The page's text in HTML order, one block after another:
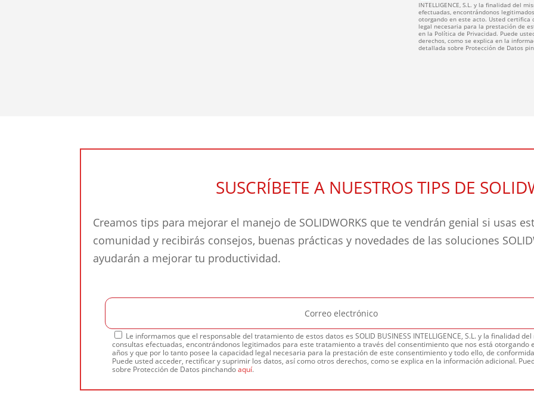
INTELLIGENCE, S.L. y la finalidad del
efectuadas, encontrándonos
otorgando en este acto. Usted certifica
legal necesaria para la prestación de
en la Política de Privacidad. Puede
derechos, como se explica en la
detallada sobre Protección de Datos
SUSCRÍBETE A NUESTROS TIPS DE
Creamos tips para mejorar el manejo de SOLIDWORKS que te vendrán genial si usas
comunidad y recibirás consejos, buenas prácticas y novedades de las soluciones
ayudarán a mejorar tu productividad.
Le informamos que el responsable del tratamiento de estos datos es SOLID BUSINESS INTELLIGENCE, S.L. y la finalidad
consultas efectuadas, encontrándonos legitimados para este tratamiento a través del consentimiento que nos está otorgando
años y que por lo tanto posee la capacidad legal necesaria para la prestación de este consentimiento y todo ello, de
Puede usted acceder, rectificar y suprimir los datos, así como otros derechos, como se explica en la información adicional.
sobre Protección de Datos pinchandoaquí.